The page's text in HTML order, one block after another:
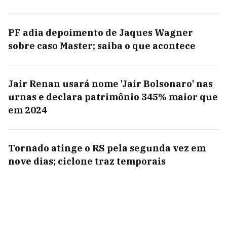
PF adia depoimento de Jaques Wagner
sobre caso Master; saiba o que acontece
Jair Renan usará nome 'Jair Bolsonaro' nas
urnas e declara patrimônio 345% maior que
em 2024
Tornado atinge o RS pela segunda vez em
nove dias; ciclone traz temporais